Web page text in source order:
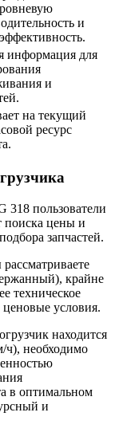
и
информация для
и
на текущий
ресурс
пользователи
поиска цены и
запчастей.
крайне
техническое
условия.
находится
ч), необходимо
в оптимальном
и